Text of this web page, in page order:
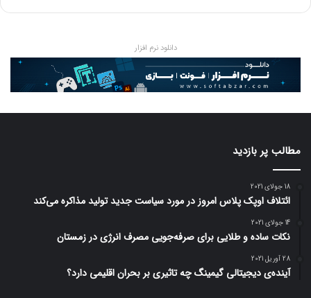
دانلود نرم افزار
مطالب پر بازدید
18 جولای 2021
ائتلاف اوپک پلاس امروز در مورد سیاست جدید تولید مذاکره می‌کند
14 جولای 2021
نکات ساده و طلایی برای صرفه‌جویی مصرف انرژی در زمستان
28 آوریل 2021
آینده‌ی دیجیتالی گیمینگ چه تاثیری بر بحران اقلیمی دارد؟